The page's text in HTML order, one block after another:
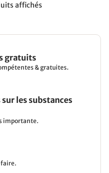
affichés
gratuits
& gratuites.
les substances
importante.
faire.